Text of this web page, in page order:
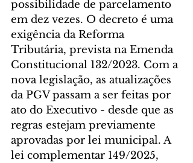
possibilidade de parcelamento
em dez vezes. O decreto é uma
exigência da Reforma
Tributária, prevista na Emenda
Constitucional 132/2023. Com a
nova legislação, as atualizações
da PGV passam a ser feitas por
ato do Executivo - desde que as
regras estejam previamente
aprovadas por lei municipal. A
lei complementar 149/2025,